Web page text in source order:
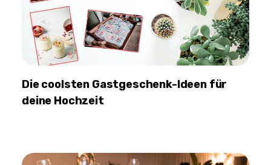
Die coolsten Gastgeschenk-Ideen für
deine Hochzeit